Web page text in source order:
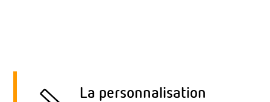
La personnalisation